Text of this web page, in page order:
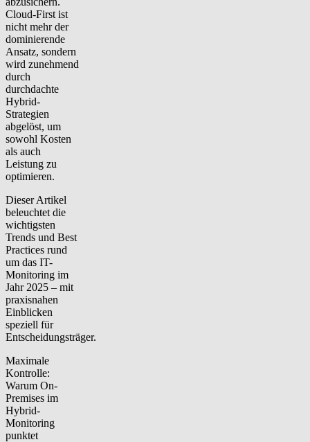
Cloud-First ist
nicht mehr der
dominierende
Ansatz, sondern
wird zunehmend
durch
durchdachte
Hybrid-
Strategien
abgelöst, um
sowohl Kosten
als auch
Leistung zu
optimieren.
Dieser Artikel
beleuchtet die
wichtigsten
Trends und Best
Practices rund
um das IT-
Monitoring im
Jahr 2025 – mit
praxisnahen
Einblicken
speziell für
Entscheidungsträger.
Maximale
Kontrolle:
Warum On-
Premises im
Hybrid-
Monitoring
punktet